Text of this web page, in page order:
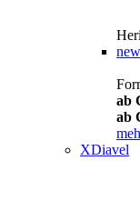
new
ab
ab
XDiavel